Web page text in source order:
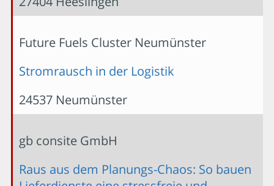
Future Fuels Cluster Neumünster
Stromrausch in der Logistik
24537 Neumünster
gb consite GmbH
Raus aus dem Planungs-Chaos: So bauen